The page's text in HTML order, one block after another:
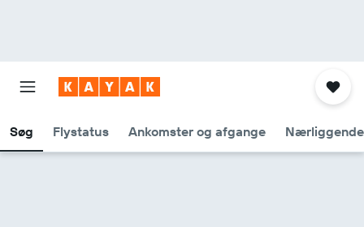
Søg Flystatus Ankomster og afgange